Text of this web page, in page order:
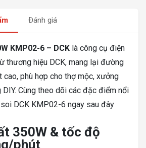
Đánh giá
KMP02-6 – DCK là công cụ điện
thương hiệu DCK, mang lại đường
cao, phù hợp cho thợ mộc, xưởng
DIY. Cùng theo dõi các đặc điểm nổi
DCK KMP02-6 ngay sau đây
350W & tốc độ
phút